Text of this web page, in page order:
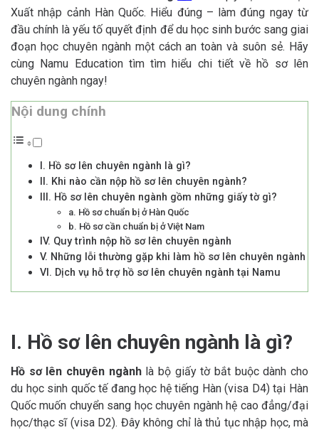
Xuất nhập cảnh Hàn Quốc. Hiểu đúng – làm đúng ngay từ
đầu chính là yếu tố quyết định để du học sinh bước sang giai
đoạn học chuyên ngành một cách an toàn và suôn sẻ. Hãy
cùng Namu Education tìm tìm hiểu chi tiết về hồ sơ lên
chuyên ngành ngay!
Nội dung chính
I. Hồ sơ lên chuyên ngành là gì?
II. Khi nào cần nộp hồ sơ lên chuyên ngành?
III. Hồ sơ lên chuyên ngành gồm những giấy tờ gì?
a. Hồ sơ chuẩn bị ở Hàn Quốc
b. Hồ sơ cần chuẩn bị ở Việt Nam
IV. Quy trình nộp hồ sơ lên chuyên ngành
V. Những lỗi thường gặp khi làm hồ sơ lên chuyên ngành
VI. Dịch vụ hỗ trợ hồ sơ lên chuyên ngành tại Namu
I. Hồ sơ lên chuyên ngành là gì?
Hồ sơ lên chuyên ngànhlà bộ giấy tờ bắt buộc dành cho
du học sinh quốc tế đang học hệ tiếng Hàn (visa D4) tại Hàn
Quốc muốn chuyển sang học chuyên ngành hệ cao đẳng/đại
học/thạc sĩ (visa D2). Đây không chỉ là thủ tục nhập học, mà